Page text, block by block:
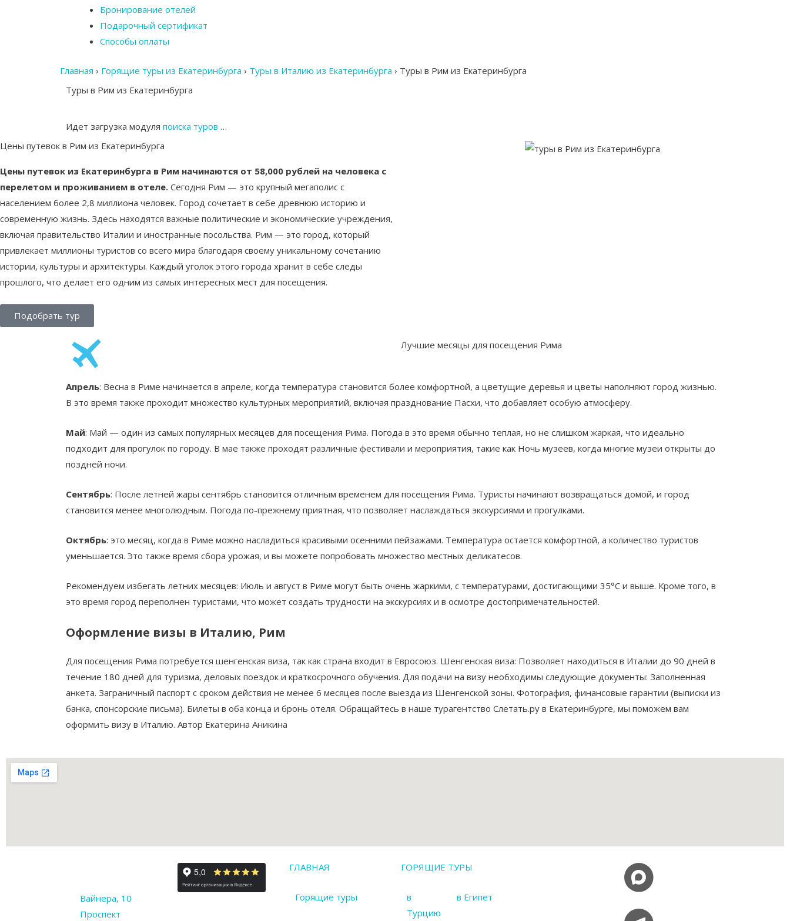
Бронирование отелей
Подарочный сертификат
Способы оплаты
Главная › Горящие туры из Екатеринбурга › Туры в Италию из Екатеринбурга › Туры в Рим из Екатеринбурга
Туры в Рим из Екатеринбурга
Идет загрузка модуля поиска туров …
Цены путевок в Рим из Екатеринбурга
Цены путевок из Екатеринбурга в Рим начинаются от 58,000 рублей на человека с
перелетом и проживанием в отеле. Сегодня Рим — это крупный мегаполис с
населением более 2,8 миллиона человек. Город сочетает в себе древнюю историю и
современную жизнь. Здесь находятся важные политические и экономические учреждения,
включая правительство Италии и иностранные посольства. Рим — это город, который
привлекает миллионы туристов со всего мира благодаря своему уникальному сочетанию
истории, культуры и архитектуры. Каждый уголок этого города хранит в себе следы
прошлого, что делает его одним из самых интересных мест для посещения.
Подобрать тур
Лучшие месяцы для посещения Рима
Апрель: Весна в Риме начинается в апреле, когда температура становится более комфортной, а цветущие деревья и цветы наполняют город жизнью.
В это время также проходит множество культурных мероприятий, включая празднование Пасхи, что добавляет особую атмосферу.
Май: Май — один из самых популярных месяцев для посещения Рима. Погода в это время обычно теплая, но не слишком жаркая, что идеально
подходит для прогулок по городу. В мае также проходят различные фестивали и мероприятия, такие как Ночь музеев, когда многие музеи открыты до
поздней ночи.
Сентябрь: После летней жары сентябрь становится отличным временем для посещения Рима. Туристы начинают возвращаться домой, и город
становится менее многолюдным. Погода по-прежнему приятная, что позволяет наслаждаться экскурсиями и прогулками.
Октябрь: это месяц, когда в Риме можно насладиться красивыми осенними пейзажами. Температура остается комфортной, а количество туристов
уменьшается. Это также время сбора урожая, и вы можете попробовать множество местных деликатесов.
Рекомендуем избегать летних месяцев: Июль и август в Риме могут быть очень жаркими, с температурами, достигающими 35°C и выше. Кроме того, в
это время город переполнен туристами, что может создать трудности на экскурсиях и в осмотре достопримечательностей.
Оформление визы в Италию, Рим
Для посещения Рима потребуется шенгенская виза, так как страна входит в Евросоюз. Шенгенская виза: Позволяет находиться в Италии до 90 дней в
течение 180 дней для туризма, деловых поездок и краткосрочного обучения. Для подачи на визу необходимы следующие документы: Заполненная
анкета. Заграничный паспорт с сроком действия не менее 6 месяцев после выезда из Шенгенской зоны. Фотография, финансовые гарантии (выписки из
банка, спонсорские письма). Билеты в оба конца и бронь отеля. Обращайтесь в наше турагентство Слетать.ру в Екатеринбурге, мы поможем вам
оформить визу в Италию. Автор Екатерина Аникина
Вайнера, 10
Проспект
ГЛАВНАЯ
Горящие туры
ГОРЯЩИЕ ТУРЫ
в
Турцию
в Египет